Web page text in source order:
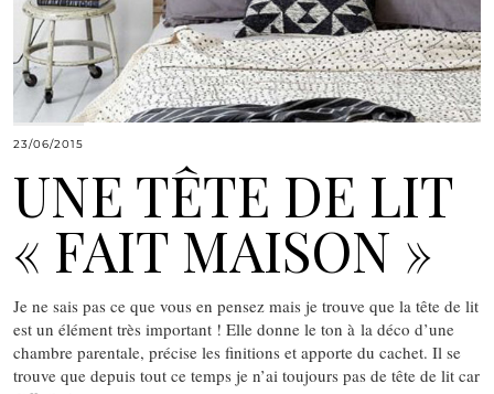
23/06/2015
UNE TÊTE DE LIT
« FAIT MAISON »
Je ne sais pas ce que vous en pensez mais je trouve que la tête de lit
est un élément très important ! Elle donne le ton à la déco d’une
chambre parentale, précise les finitions et apporte du cachet. Il se
trouve que depuis tout ce temps je n’ai toujours pas de tête de lit car